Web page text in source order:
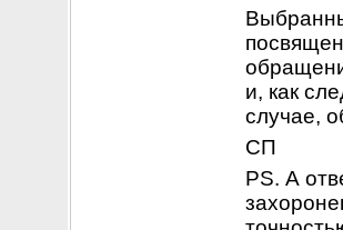
и, как
случае,
СП
PS. А